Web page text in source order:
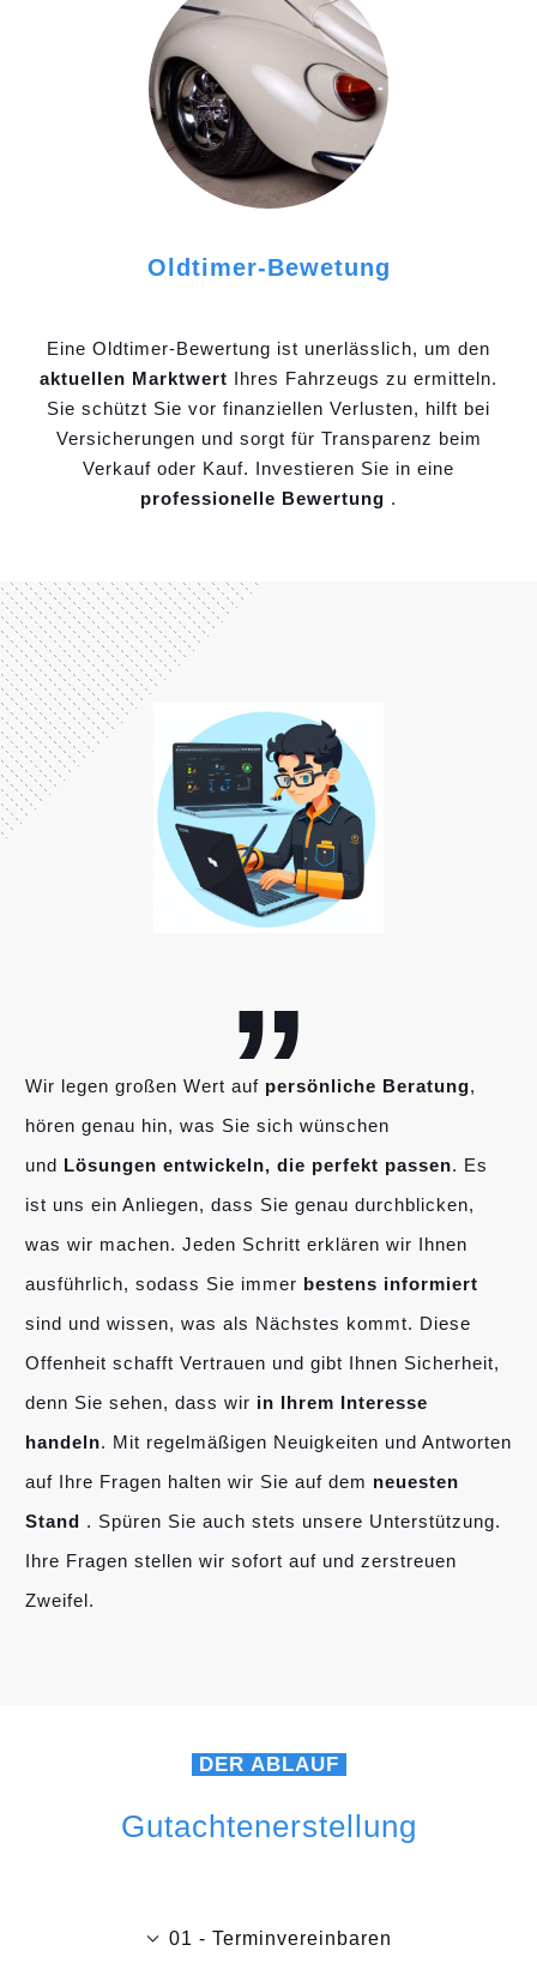
Oldtimer-Bewetung
Eine Oldtimer-Bewertung ist unerlässlich, um den
aktuellen Marktwert Ihres Fahrzeugs zu ermitteln.
Sie schützt Sie vor finanziellen Verlusten, hilft bei
Versicherungen und sorgt für Transparenz beim
Verkauf oder Kauf. Investieren Sie in eine
professionelle Bewertung .
„
Wir legen großen Wert auf persönliche Beratung,
hören genau hin, was Sie sich wünschen
und Lösungen entwickeln, die perfekt passen. Es
ist uns ein Anliegen, dass Sie genau durchblicken,
was wir machen. Jeden Schritt erklären wir Ihnen
ausführlich, sodass Sie immer bestens informiert
sind und wissen, was als Nächstes kommt. Diese
Offenheit schafft Vertrauen und gibt Ihnen Sicherheit,
denn Sie sehen, dass wir in Ihrem Interesse
handeln. Mit regelmäßigen Neuigkeiten und Antworten
auf Ihre Fragen halten wir Sie auf dem neuesten
Stand . Spüren Sie auch stets unsere Unterstützung.
Ihre Fragen stellen wir sofort auf und zerstreuen
Zweifel.
DER ABLAUF
Gutachtenerstellung
01 - Terminvereinbaren